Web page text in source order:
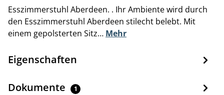
Esszimmerstuhl Aberdeen. . Ihr Ambiente wird durch
den Esszimmerstuhl Aberdeen stilecht belebt. Mit
einem gepolsterten Sitz… Mehr
Eigenschaften
Dokumente 1